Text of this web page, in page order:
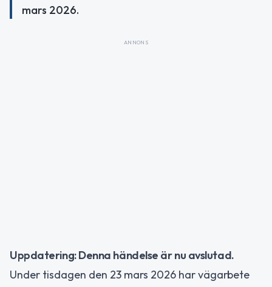
mars 2026.
ANNONS
Uppdatering: Denna händelse är nu avslutad.
Under tisdagen den 23 mars 2026 har vägarbete